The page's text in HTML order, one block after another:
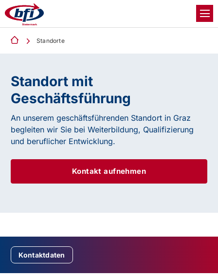
Standorte
Standort mit
Geschäftsführung
An unserem geschäftsführenden Standort in Graz
begleiten wir Sie bei Weiterbildung, Qualifizierung
und beruflicher Entwicklung.
Kontakt aufnehmen
Kontaktdaten